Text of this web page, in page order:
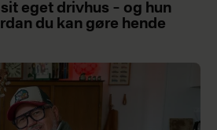
eget drivhus – og hun
du kan gøre hende